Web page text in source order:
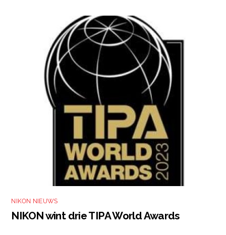
NIKON NIEUWS
NIKON wint drie TIPA World Awards